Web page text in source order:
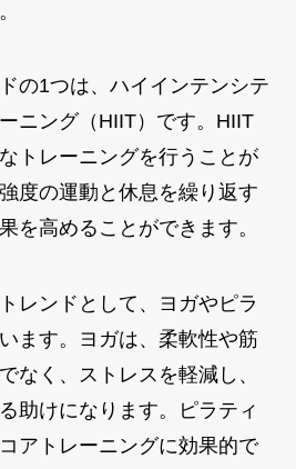
の1つは、ハイインテンシテ
ニング（HIIT）です。HIIT
トレーニングを行うことが
度の運動と休息を繰り返す
を高めることができます。
レンドとして、ヨガやピラ
ます。ヨガは、柔軟性や筋
なく、ストレスを軽減し、
助けになります。ピラティ
アトレーニングに効果的で